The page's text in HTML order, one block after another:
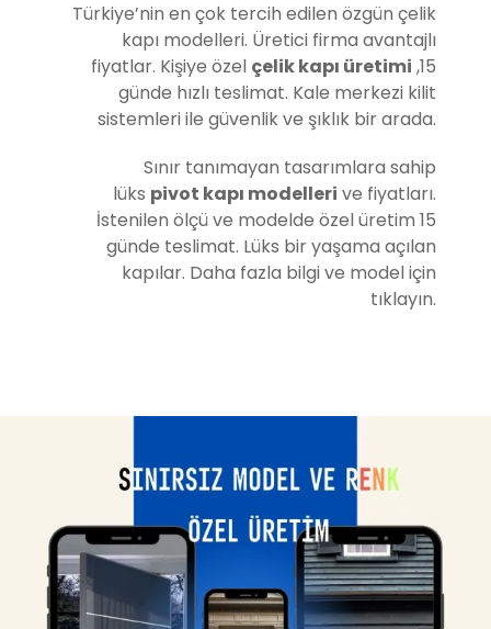
Türkiye’nin en çok tercih edilen özgün çelik
kapı modelleri. Üretici firma avantajlı
fiyatlar. Kişiye özel çelik kapı üretimi ,15
günde hızlı teslimat. Kale merkezi kilit
sistemleri ile güvenlik ve şıklık bir arada.
Sınır tanımayan tasarımlara sahip
lüks pivot kapı modelleri ve fiyatları.
İstenilen ölçü ve modelde özel üretim 15
günde teslimat. Lüks bir yaşama açılan
kapılar. Daha fazla bilgi ve model için
tıklayın.